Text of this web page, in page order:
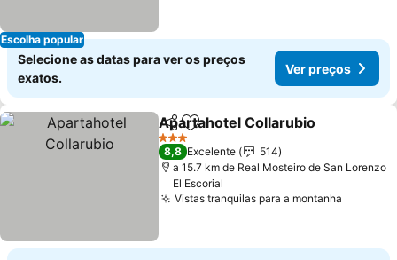
Escolha popular
Selecione as datas para ver os preços
exatos.
Ver preços
PartilharAdicionar aos favoritos
Apartahotel Collarubio
3 Estrelas
8,8 Excelente
514
a 15.7 km de Real Mosteiro de San Lorenzo
El Escorial
Vistas tranquilas para a montanha